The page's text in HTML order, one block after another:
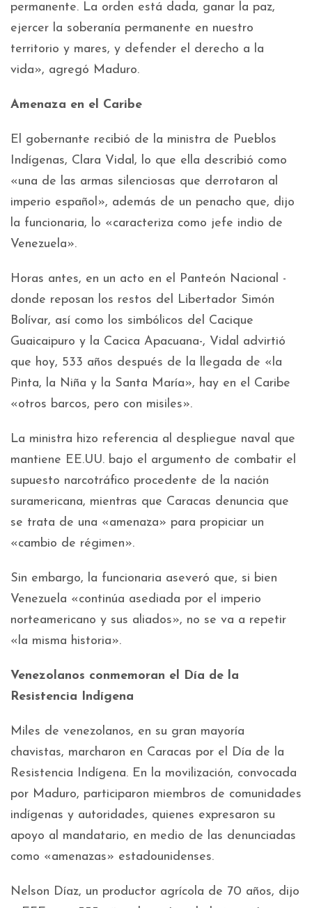
permanente. La orden está dada, ganar la paz,
ejercer la soberanía permanente en nuestro
territorio y mares, y defender el derecho a la
vida», agregó Maduro.
Amenaza en el Caribe
El gobernante recibió de la ministra de Pueblos
Indígenas, Clara Vidal, lo que ella describió como
«una de las armas silenciosas que derrotaron al
imperio español», además de un penacho que, dijo
la funcionaria, lo «caracteriza como jefe indio de
Venezuela».
Horas antes, en un acto en el Panteón Nacional -
donde reposan los restos del Libertador Simón
Bolívar, así como los simbólicos del Cacique
Guaicaipuro y la Cacica Apacuana-, Vidal advirtió
que hoy, 533 años después de la llegada de «la
Pinta, la Niña y la Santa María», hay en el Caribe
«otros barcos, pero con misiles».
La ministra hizo referencia al despliegue naval que
mantiene EE.UU. bajo el argumento de combatir el
supuesto narcotráfico procedente de la nación
suramericana, mientras que Caracas denuncia que
se trata de una «amenaza» para propiciar un
«cambio de régimen».
Sin embargo, la funcionaria aseveró que, si bien
Venezuela «continúa asediada por el imperio
norteamericano y sus aliados», no se va a repetir
«la misma historia».
Venezolanos conmemoran el Día de la
Resistencia Indígena
Miles de venezolanos, en su gran mayoría
chavistas, marcharon en Caracas por el Día de la
Resistencia Indígena. En la movilización, convocada
por Maduro, participaron miembros de comunidades
indígenas y autoridades, quienes expresaron su
apoyo al mandatario, en medio de las denunciadas
como «amenazas» estadounidenses.
Nelson Díaz, un productor agrícola de 70 años, dijo